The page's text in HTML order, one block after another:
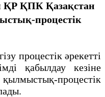
ҚР ҚПК Қазақстан
процестік
процестік әрекетті
қабылдау кезіне
процестік